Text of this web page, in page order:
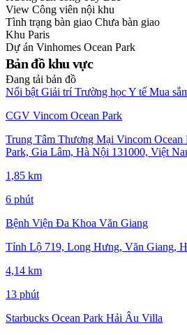
View Công viên nội khu
Tình trạng bàn giao Chưa bàn giao
Khu Paris
Dự án Vinhomes Ocean Park
Bản đồ khu vực
Đang tải bản đồ
Nổi bật Giải trí Trường họcY tế Mua
CGV Vincom Ocean Park
Trung Tâm Thương Mại Vincom Ocean
Park, Gia Lâm, Hà Nội 131000, Việt
1,85 km
6 phút
Bệnh Viện Đa Khoa Văn Giang
Tỉnh Lộ 719, Long Hưng, Văn Giang,
4,14 km
13 phút
Starbucks Ocean Park Hải Âu Villa